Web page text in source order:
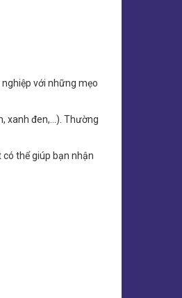
với những mẹo
xanh đen,…). Thường
thể giúp bạn nhận